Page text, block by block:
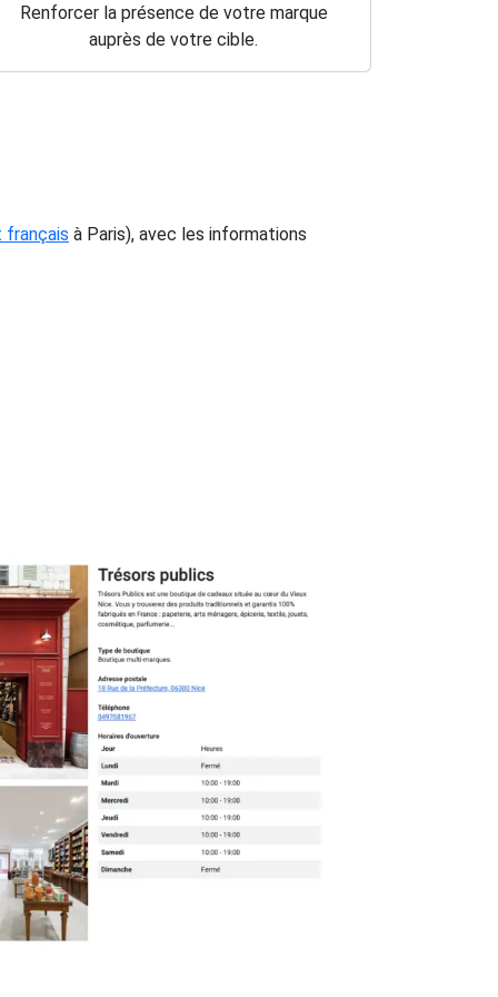
Renforcer la présence de votre marque
auprès de votre cible.
français à Paris), avec les informations